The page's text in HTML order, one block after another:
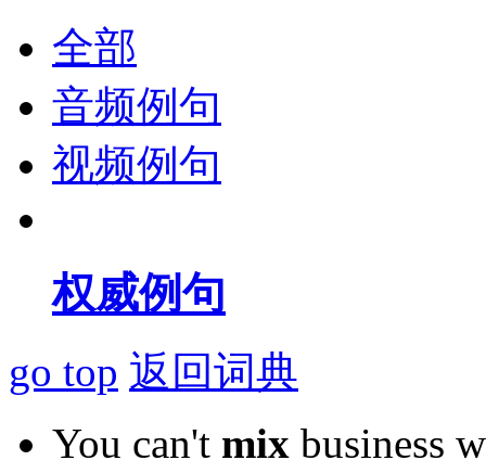
全部
音频例句
视频例句
权威例句
go top 返回词典
You can't mix business